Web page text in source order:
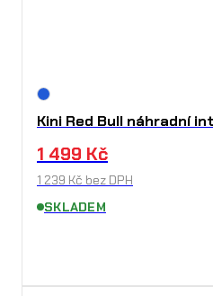
Kini Red Bull náhradní
1 499 Kč
1 239 Kč bez DPH
SKLADEM